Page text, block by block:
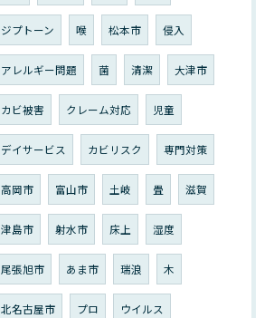
ジプトーン 喉 松本市 侵入
アレルギー問題 菌 清潔 大津市
カビ被害 クレーム対応 児童
デイサービス カビリスク 専門対策
高岡市 富山市 土岐 畳 滋賀
津島市 射水市 床上 湿度
尾張旭市 あま市 瑞浪 木
北名古屋市 プロ ウイルス